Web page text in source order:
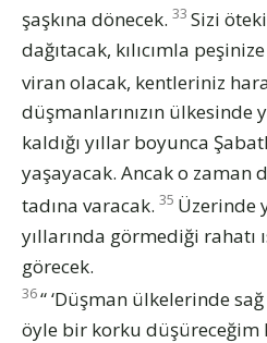
şaşkına dönecek. 33 Sizi
dağıtacak, kılıcımla
viran olacak, kentleriniz
düşmanlarınızın ülkesinde
kaldığı yıllar boyunca
yaşayacak. Ancak o zaman
tadına varacak. 35 Üzerinde
yıllarında görmediği rahatı
görecek.
36“ ‘Düşman ülkelerinde
öyle bir korku düşüreceğim